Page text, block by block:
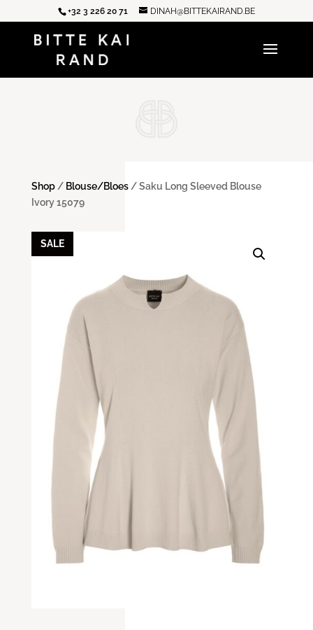
+32 3 226 20 71 DINAH@BITTEKAIRAND.BE
Shop/ Blouse/Bloes/ Saku Long Sleeved Blouse
Ivory 15079
SALE